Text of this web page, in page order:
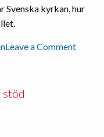
kyrkan, hur
Leave a Commenton